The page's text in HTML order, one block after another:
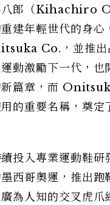
八郎（Kihachiro
建年輕世代的身心
Co.，並推出
動激勵下一代，也
新篇章，而
的重要名稱，奠
投入專業運動鞋研
西哥奧運，推出
為人知的交叉虎